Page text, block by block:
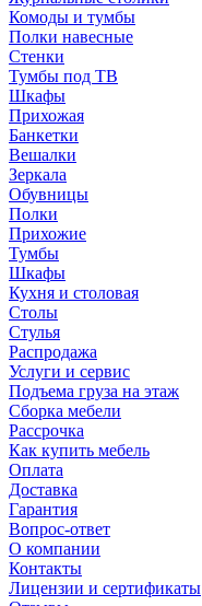
Комоды и тумбы
Полки навесные
Стенки
Тумбы под ТВ
Шкафы
Прихожая
Банкетки
Вешалки
Зеркала
Обувницы
Полки
Прихожие
Тумбы
Шкафы
Кухня и столовая
Столы
Стулья
Распродажа
Услуги и сервис
Подъема груза на этаж
Сборка мебели
Рассрочка
Как купить мебель
Оплата
Доставка
Гарантия
Вопрос-ответ
О компании
Контакты
Лицензии и сертификаты